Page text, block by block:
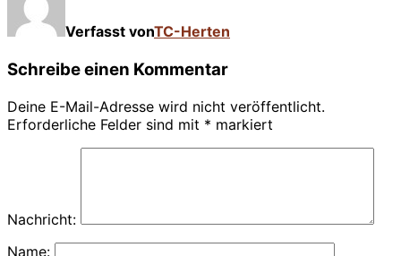
Verfasst vonTC-Herten
Schreibe einen Kommentar
Deine E-Mail-Adresse wird nicht veröffentlicht.
Erforderliche Felder sind mit * markiert
Nachricht:
Name: